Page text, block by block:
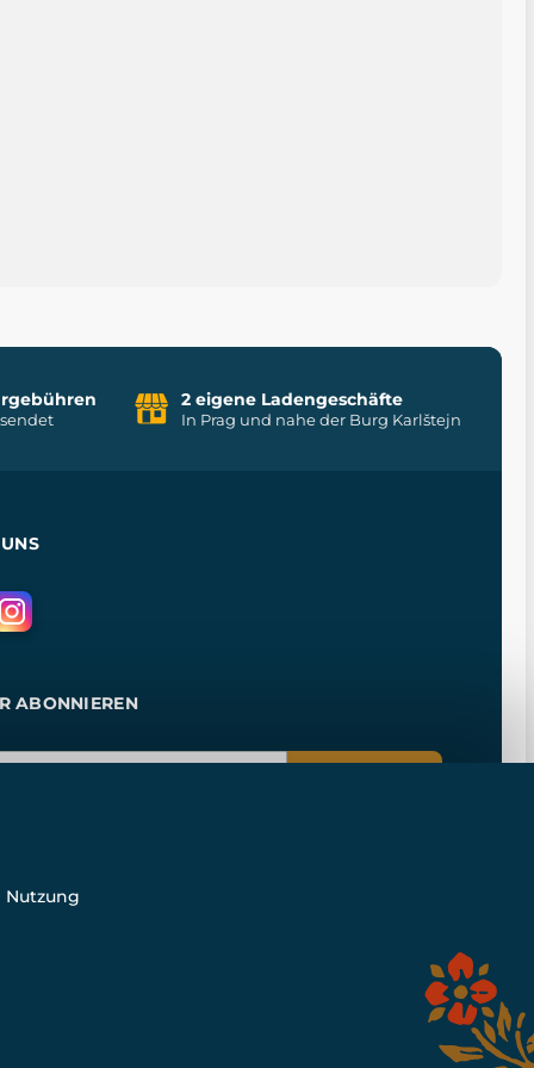
2 eigene Ladengeschäfte
In Prag und nahe der Burg Karlštejn
ABONNIEREN
Nutzung